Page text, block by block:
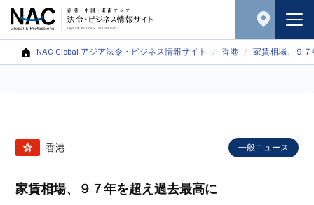
NAC Global アジア法令・ビジネス情報サイト 香港 家賃相場、９
香港 一般ニュース
家賃相場、９７年を超え過去最高に